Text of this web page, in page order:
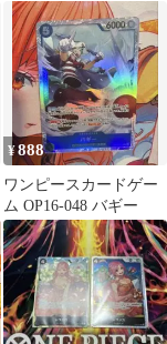
レル ⭐︎OP15-047⭐︎ 美品
¥888
ワンピースカードゲー
ム OP16-048 バギー